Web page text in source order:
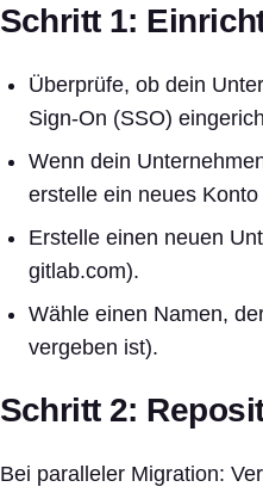
Schritt 1:
Überprüfe, ob dein
Sign-On (SSO)
Wenn dein
erstelle ein neues
Erstelle einen neuen
gitlab.com).
Wähle einen Namen,
vergeben ist).
Schritt 2:
Bei paralleler Migration: